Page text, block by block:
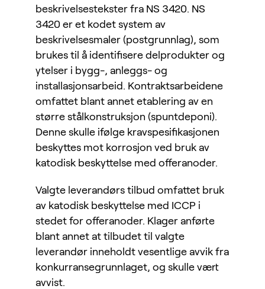
beskrivelsestekster fra NS 3420. NS
3420 er et kodet system av
beskrivelsesmaler (postgrunnlag), som
brukes til å identifisere delprodukter og
ytelser i bygg-, anleggs- og
installasjonsarbeid. Kontraktsarbeidene
omfattet blant annet etablering av en
større stålkonstruksjon (spuntdeponi).
Denne skulle ifølge kravspesifikasjonen
beskyttes mot korrosjon ved bruk av
katodisk beskyttelse med offeranoder.
Valgte leverandørs tilbud omfattet bruk
av katodisk beskyttelse med ICCP i
stedet for offeranoder. Klager anførte
blant annet at tilbudet til valgte
leverandør inneholdt vesentlige avvik fra
konkurransegrunnlaget, og skulle vært
avvist.